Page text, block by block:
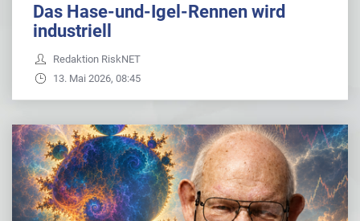
Das Hase-und-Igel-Rennen wird
industriell
Redaktion RiskNET
13. Mai 2026, 08:45